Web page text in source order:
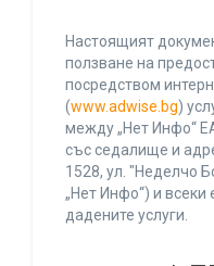
Настоящият
ползване на
посредством
(www.adwise.bg)
между „Нет Инфо“
със седалище и
1528, ул. "Неделчо
„Нет Инфо“) и всеки
дадените услуги.